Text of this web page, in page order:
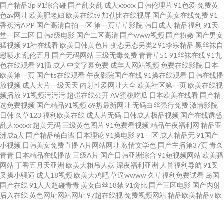
国产精品3p 91综合碰 国产乱女乱 成人xxxxx 日韩伦理片 91色爱 免费黄
色av网址 欧美肥老妇 欧美在线tv 加勒比在线视屏 国产美女在线免费 91
香蕉污APP 国产高清自拍一区 第一页草草影院 韩日成人 精品福利 91天
堂一区二区 日韩a级电影 国产二区高清 国产www视频 国产粉嫩 国产男女
猛视频 91社在线看 欧美日韩黄色片变态另态另类2 91李宗精品 黑丝袜自
慰喷水 乱伦五月 国产无码网站 三级无毒免费青青草51 91丝袜在线 91九
色在线观看 91插 成人中文字幕免费 成年人网站视频 免费在线影院 日本
欧美第一页 国产ts在线观看午夜影院国产在线 91操在线观看 日韩在线播
放视频 成人大片一级天天 内射性爱网址大全 欧美社区第一页 欧美在线视
频播放 91视频污污污 超碰在线公开AV蜜桃吃瓜 日本欧美在线看 国产精
选免费视频 国产精品91视频 69热最新网址 无码白丝强行免费激情影院
日韩 久草123 福利欧美在线 成人片无码 日韩成人极品视频 国产在线诱惑
乱人xxxxx 超黄无码 三级黄色图片 91免费看视频 精品午夜福利网 精品亚
洲成a人 国产精品萌白酱 日本理论 91操电影 91一区 成人精品无 91国产
小视频 日韩美女免费直播 A片网站网址 激情文学色 国产主播第37页青久
青青 日本精品在线播放 三级A片 国产日韩亚洲综合 91短视频网站 欧美骚
网站丁香五月天亚洲 欧美大粗吊人妖 深夜福利亚洲 人兽福利导航 91叉
叉操小骚逼 成人18视频 欧美大鸡吧草逼wwww 久草福利免费试看 岛国
国产在线 91人人超碰青青 美女白丝18禁 91肏比 国产三区电影 国产内射
后入在线黄色网址网站网址 97超在线视 免费视频网站 精品欧美精品v 欧